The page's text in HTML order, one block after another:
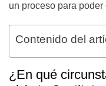
un proceso para
Contenido del
¿En qué